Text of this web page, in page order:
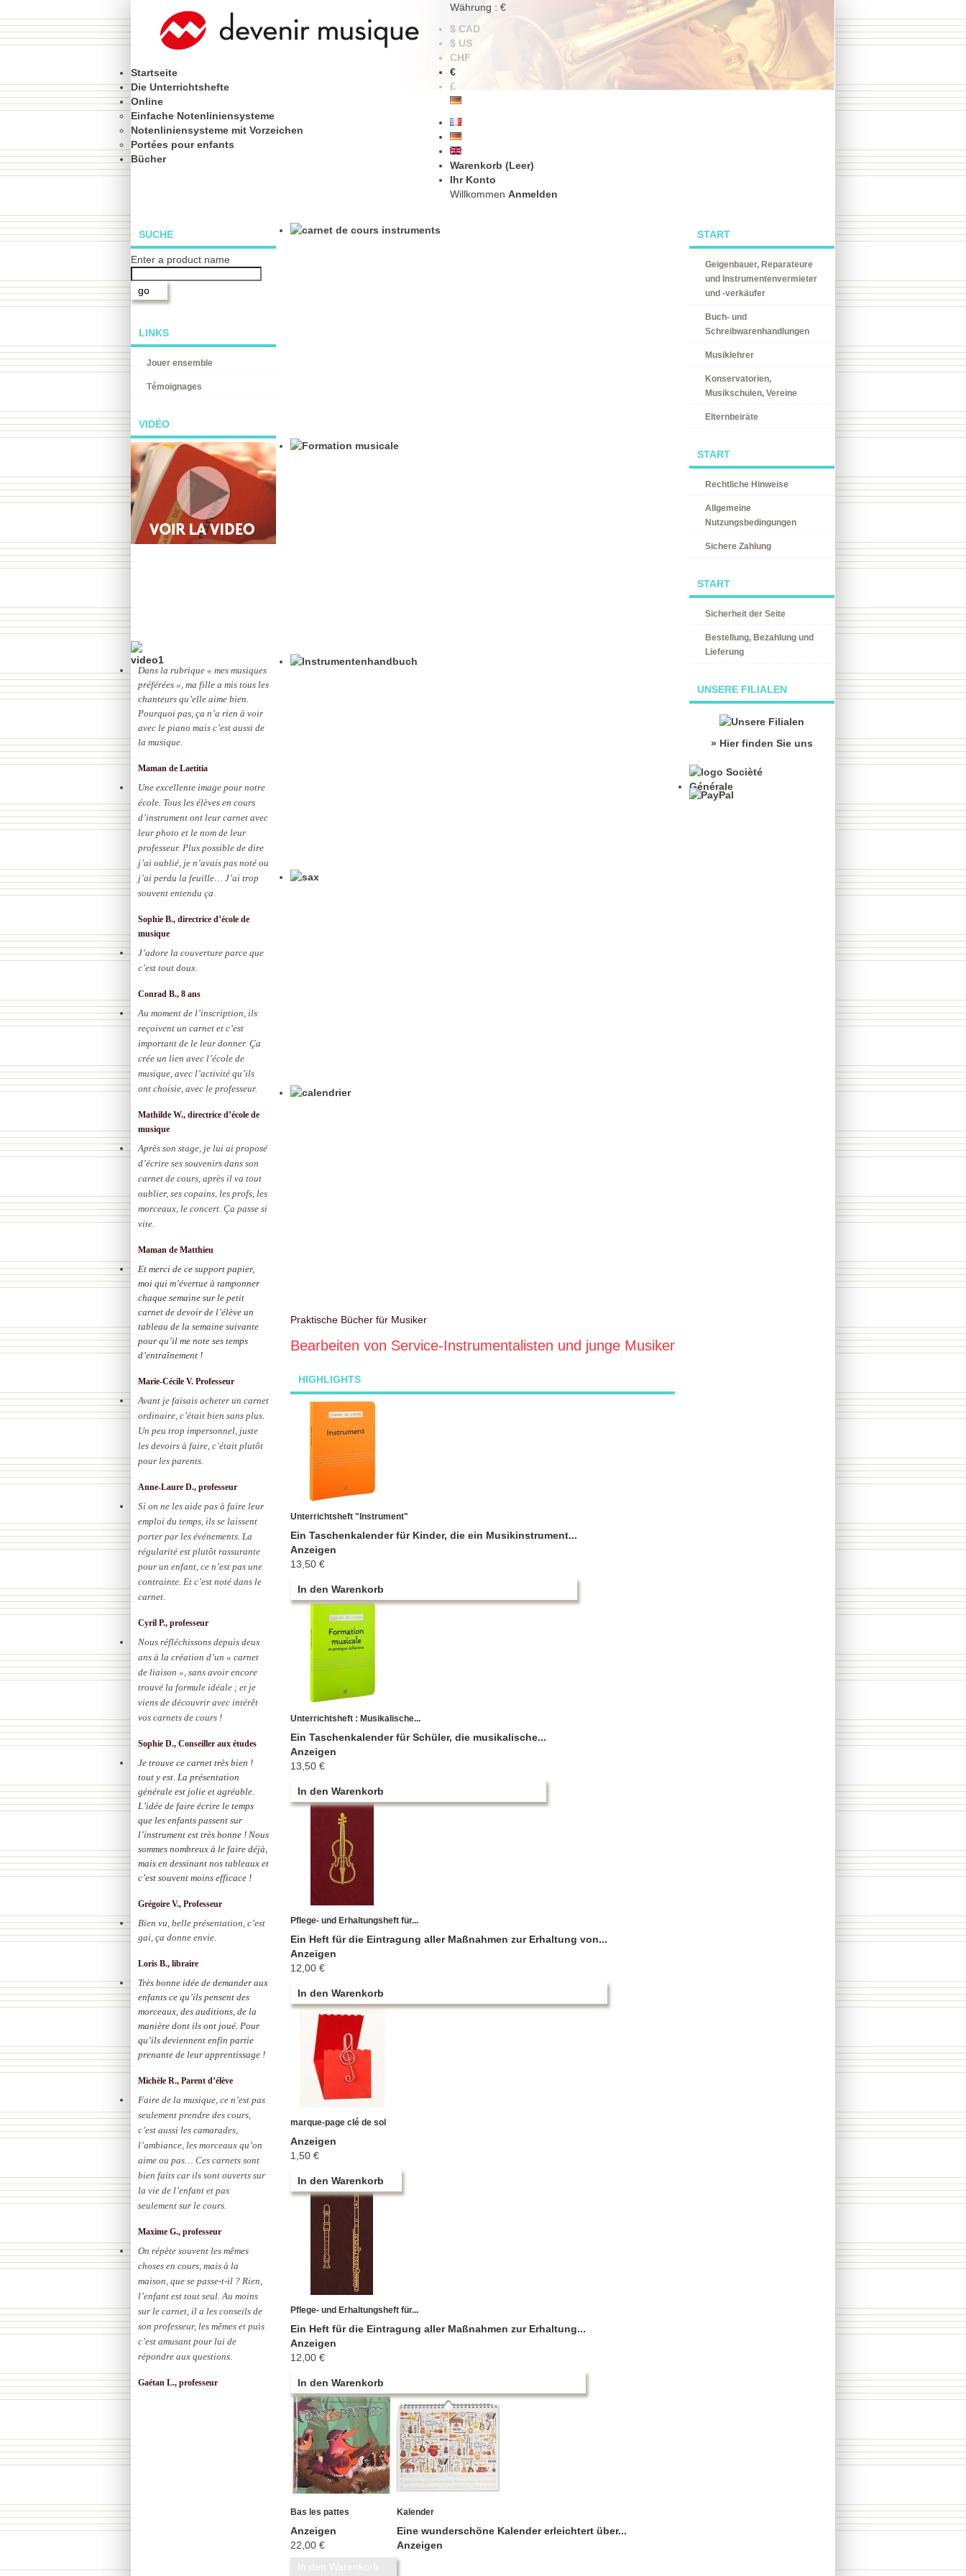
Währung : €
$ CAD
$ US
CHF
€
£
Warenkorb (Leer)
Ihr Konto
Willkommen Anmelden
Startseite
Die Unterrichtshefte
Online
Einfache Notenliniensysteme
Notenliniensysteme mit Vorzeichen
Portées pour enfants
Bücher
SUCHE
Enter a product name
LINKS
Jouer ensemble
Témoignages
VIDÉO
Dans la rubrique « mes musiques
préférées », ma fille a mis tous les
chanteurs qu’elle aime bien.
Pourquoi pas, ça n’a rien à voir
avec le piano mais c’est aussi de
la musique.
Maman de Laetitia
Une excellente image pour notre
école. Tous les élèves en cours
d’instrument ont leur carnet avec
leur photo et le nom de leur
professeur. Plus possible de dire
j’ai oublié, je n’avais pas noté ou
j’ai perdu la feuille… J’ai trop
souvent entendu ça.
Sophie B., directrice d’école de
musique
J’adore la couverture parce que
c’est tout doux.
Conrad B., 8 ans
Au moment de l’inscription, ils
reçoivent un carnet et c’est
important de le leur donner. Ça
crée un lien avec l’école de
musique, avec l’activité qu’ils
ont choisie, avec le professeur.
Mathilde W., directrice d’école de
musique
Après son stage, je lui ai proposé
d’écrire ses souvenirs dans son
carnet de cours, après il va tout
oublier, ses copains, les profs, les
morceaux, le concert. Ça passe si
vite.
Maman de Matthieu
Et merci de ce support papier,
moi qui m’évertue à tamponner
chaque semaine sur le petit
carnet de devoir de l’élève un
tableau de la semaine suivante
pour qu’il me note ses temps
d’entraînement !
Marie-Cécile V. Professeur
Avant je faisais acheter un carnet
ordinaire, c’était bien sans plus.
Un peu trop impersonnel, juste
les devoirs à faire, c’était plutôt
pour les parents.
Anne-Laure D., professeur
Si on ne les aide pas à faire leur
emploi du temps, ils se laissent
porter par les événements. La
régularité est plutôt rassurante
pour un enfant, ce n’est pas une
contrainte. Et c’est noté dans le
carnet.
Cyril P., professeur
Nous réfléchissons depuis deux
ans à la création d’un « carnet
de liaison », sans avoir encore
trouvé la formule idéale ; et je
viens de découvrir avec intérêt
vos carnets de cours !
Sophie D., Conseiller aux études
Je trouve ce carnet très bien !
tout y est. La présentation
générale est jolie et agréable.
L’idée de faire écrire le temps
que les enfants passent sur
l’instrument est très bonne ! Nous
sommes nombreux à le faire déjà,
mais en dessinant nos tableaux et
c’est souvent moins efficace !
Grégoire V., Professeur
Bien vu, belle présentation, c’est
gai, ça donne envie.
Loris B., libraire
Très bonne idée de demander aux
enfants ce qu’ils pensent des
morceaux, des auditions, de la
manière dont ils ont joué. Pour
qu’ils deviennent enfin partie
prenante de leur apprentissage !
Michèle R., Parent d’élève
Faire de la musique, ce n’est pas
seulement prendre des cours,
c’est aussi les camarades,
l’ambiance, les morceaux qu’on
aime ou pas… Ces carnets sont
bien faits car ils sont ouverts sur
la vie de l’enfant et pas
seulement sur le cours.
Maxime G., professeur
On répète souvent les mêmes
choses en cours, mais à la
maison, que se passe-t-il ? Rien,
l’enfant est tout seul. Au moins
sur le carnet, il a les conseils de
son professeur, les mêmes et puis
c’est amusant pour lui de
répondre aux questions.
Gaétan L., professeur
Praktische Bücher für Musiker
Bearbeiten von Service-Instrumentalisten und junge Musiker
HIGHLIGHTS
Unterrichtsheft "Instrument"
Ein Taschenkalender für Kinder, die ein Musikinstrument...
Anzeigen
13,50 €
In den Warenkorb
Unterrichtsheft : Musikalische...
Ein Taschenkalender für Schüler, die musikalische...
Anzeigen
13,50 €
In den Warenkorb
Pflege- und Erhaltungsheft für...
Ein Heft für die Eintragung aller Maßnahmen zur Erhaltung von...
Anzeigen
12,00 €
In den Warenkorb
marque-page clé de sol
Anzeigen
1,50 €
In den Warenkorb
Pflege- und Erhaltungsheft für...
Ein Heft für die Eintragung aller Maßnahmen zur Erhaltung...
Anzeigen
12,00 €
In den Warenkorb
Bas les pattes
Anzeigen
22,00 €
Kalender
Eine wunderschöne Kalender erleichtert über...
Anzeigen
START
Geigenbauer, Reparateure
und Instrumentenvermieter
und -verkäufer
Buch- und
Schreibwarenhandlungen
Musiklehrer
Konservatorien,
Musikschulen, Vereine
Elternbeiräte
START
Rechtliche Hinweise
Allgemeine
Nutzungsbedingungen
Sichere Zahlung
START
Sicherheit der Seite
Bestellung, Bezahlung und
Lieferung
UNSERE FILIALEN
» Hier finden Sie uns